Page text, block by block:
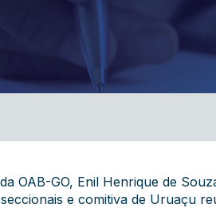
OAB-GO, Enil Henrique de
e comitiva de Uruaçu